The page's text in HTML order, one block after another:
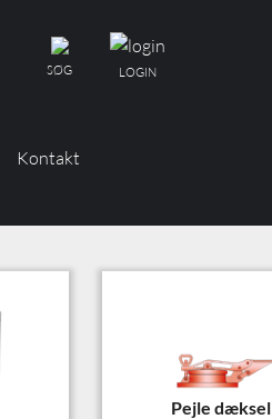
SØG LOGIN
Kontakt
Pejle dæksel